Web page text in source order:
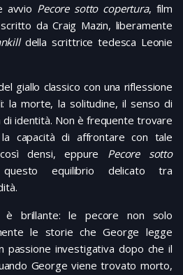
avvio Pecore sotto copertura, film
da Craig Mazin, liberamente
della scrittrice tedesca Leonie
giallo classico con una riflessione
la morte, la solitudine, il senso di
di identità. Non è frequente trovare
capacità di affrontare con tale
densi, eppure Pecore sotto
equilibrio delicato tra
è brillante: le pecore non solo
le storie che George legge
passione investigativa dopo che il
George viene trovato morto,